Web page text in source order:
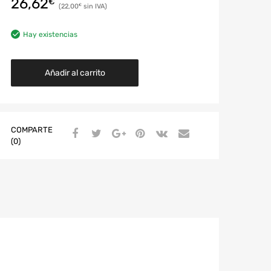
26,62 22,00€
Hay existencias
Añadir al carrito
COMPARTE
(0)